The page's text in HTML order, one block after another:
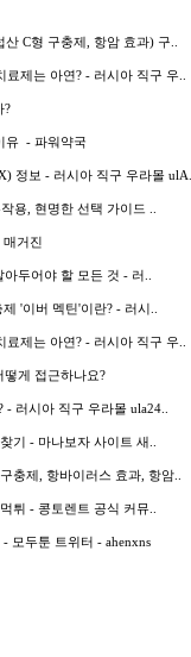
C형 구충제, 항암 효과) 구..
제는 아연? - 러시아 직구 우..
?
유 - 파워약국
정보 - 러시아 직구 우라몰 ulA..
용, 현명한 선택 가이드 ..
거진
두어야 할 모든 것 - 러..
'이버 멕틴'이란? - 러시..
제는 아연? - 러시아 직구 우..
게 접근하나요?
러시아 직구 우라몰 ula24..
기 - 마나보자 사이트 새..
충제, 항바이러스 효과, 항암..
튀 - 콩토렌트 공식 커뮤..
모두툰 트위터 - ahenxns